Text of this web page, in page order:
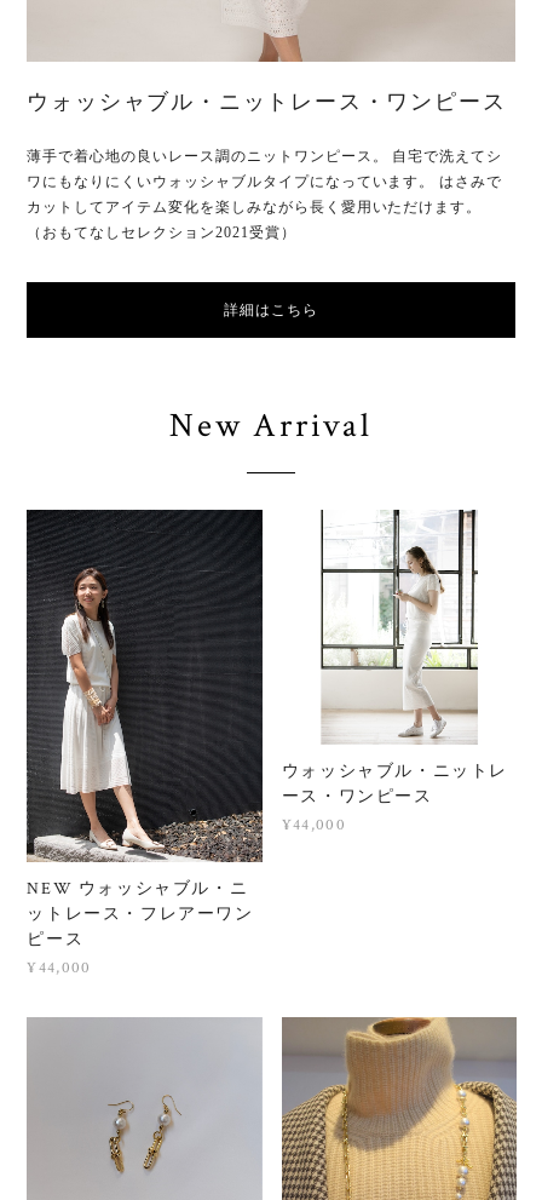
ウォッシャブル・ニットレース・ワンピース
薄手で着心地の良いレース調のニットワンピース。 自宅で洗えてシ
ワにもなりにくいウォッシャブルタイプになっています。 はさみで
カットしてアイテム変化を楽しみながら長く愛用いただけます。
（おもてなしセレクション2021受賞）
詳細はこちら
New Arrival
NEW ウォッシャブル・ニ
ットレース・フレアーワン
ピース
¥44,000
ウォッシャブル・ニットレ
ース・ワンピース
¥44,000